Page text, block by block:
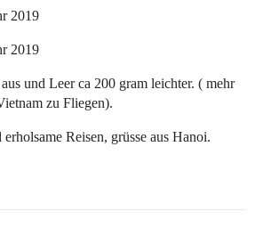
2019
2019
und Leer ca 200 gram leichter. ( mehr
zu Fliegen).
Reisen, grüsse aus Hanoi.